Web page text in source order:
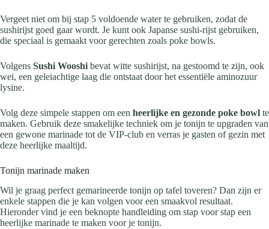
Vergeet niet om bij stap 5 voldoende water te gebruiken, zodat de
sushirijst goed gaar wordt. Je kunt ook Japanse sushi-rijst gebruiken,
die speciaal is gemaakt voor gerechten zoals poke bowls.
Volgens Sushi Wooshi bevat witte sushirijst, na gestoomd te zijn, ook
wei, een geleiachtige laag die ontstaat door het essentiële aminozuur
lysine.
Volg deze simpele stappen om een heerlijke en gezonde poke bowl te
maken. Gebruik deze smakelijke techniek om je tonijn te upgraden van
een gewone marinade tot de VIP-club en verras je gasten of gezin met
deze heerlijke maaltijd.
Tonijn marinade maken
Wil je graag perfect gemarineerde tonijn op tafel toveren? Dan zijn er
enkele stappen die je kan volgen voor een smaakvol resultaat.
Hieronder vind je een beknopte handleiding om stap voor stap een
heerlijke marinade te maken voor je tonijn.